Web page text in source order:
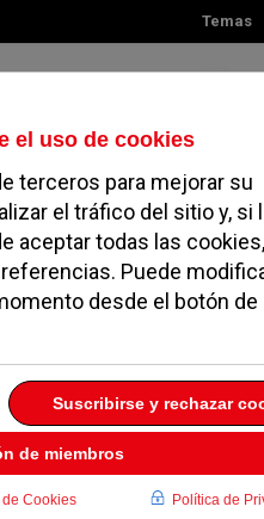
Temas
agosto de 2026
MAGAZINE SERVICIOS
de